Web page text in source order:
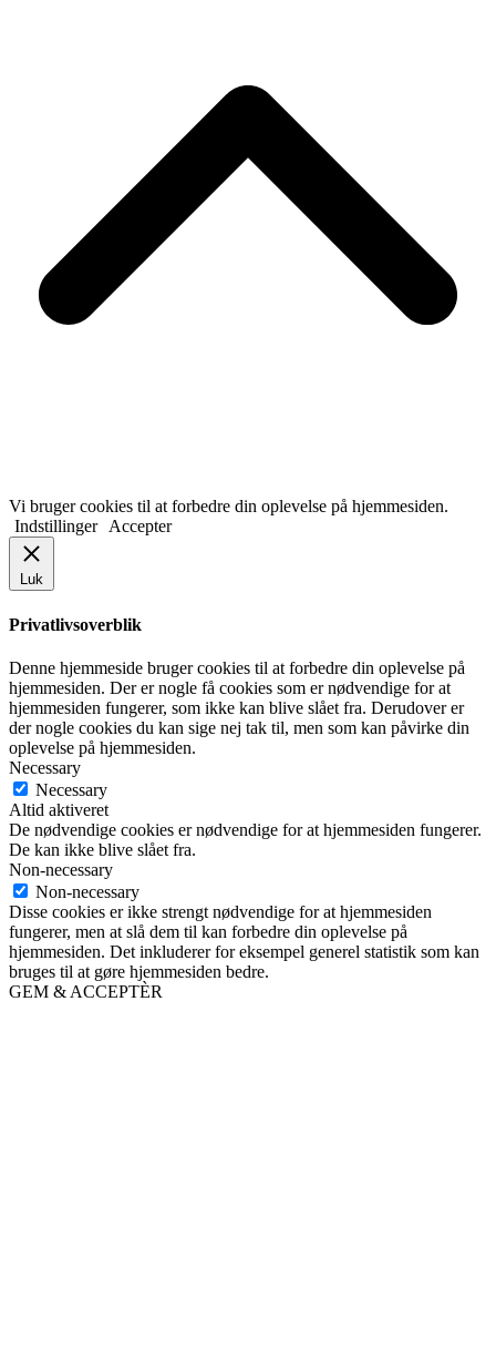
Vi bruger cookies til at forbedre din oplevelse på hjemmesiden.
Indstillinger Accepter
Luk
Privatlivsoverblik
Denne hjemmeside bruger cookies til at forbedre din oplevelse på
hjemmesiden. Der er nogle få cookies som er nødvendige for at
hjemmesiden fungerer, som ikke kan blive slået fra. Derudover er
der nogle cookies du kan sige nej tak til, men som kan påvirke din
oplevelse på hjemmesiden.
Necessary
Necessary
Altid aktiveret
De nødvendige cookies er nødvendige for at hjemmesiden fungerer.
De kan ikke blive slået fra.
Non-necessary
Non-necessary
Disse cookies er ikke strengt nødvendige for at hjemmesiden
fungerer, men at slå dem til kan forbedre din oplevelse på
hjemmesiden. Det inkluderer for eksempel generel statistik som kan
bruges til at gøre hjemmesiden bedre.
GEM & ACCEPTÈR